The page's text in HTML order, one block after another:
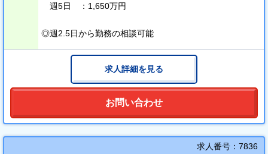
◇将来の分院長候補も歓迎！
院長としてご勤務いただける先生も大歓迎です。
週5日 ：1,650万円
◎週2.5日から勤務の相談可能
求人詳細を見る
お問い合わせ
求人番号：7836